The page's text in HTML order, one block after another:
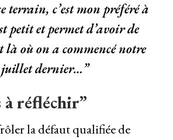
terrain, c’est mon préféré à
petit et permet d’avoir de
là où on a commencé notre
dernier…”
à réfléchir”
la défaut qualifiée de